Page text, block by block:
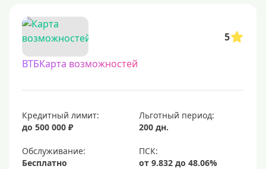
5
ВТБКарта возможностей
Кредитный лимит:
до 500 000 ₽
Льготный период:
200 дн.
Обслуживание:
Бесплатно